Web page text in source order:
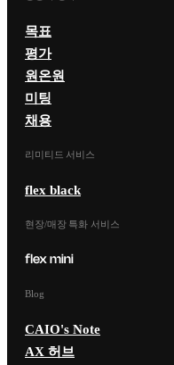
목표
평가
원온원
미팅
채용
리미티드 서비스
flex black
현장/매장 특화 서비스
Blog
CAIO's Note
AX 허브